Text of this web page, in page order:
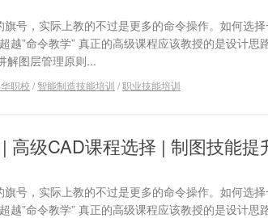
号，实际上教的不过是更多的命令操作。如何选
”命令教学” 真正的高级课程应该教授的是设计思
解图层管理原则...
职校 / 智能制造技能培训 /职业技能培训
高级CAD课程选择 | 制图技能提
号，实际上教的不过是更多的命令操作。如何选
”命令教学” 真正的高级课程应该教授的是设计思